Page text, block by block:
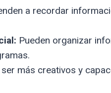
a recordar
Pueden organizar
ser más creativos y